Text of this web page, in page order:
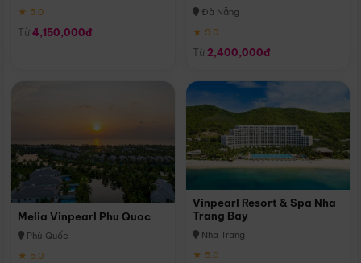
★ 5.0
Từ 4,150,000đ
Đà Nẵng
★ 5.0
Từ 2,400,000đ
Melia Vinpearl Phu Quoc
Phú Quốc
★ 5.0
Vinpearl Resort & Spa Nha
Trang Bay
Nha Trang
★ 5.0